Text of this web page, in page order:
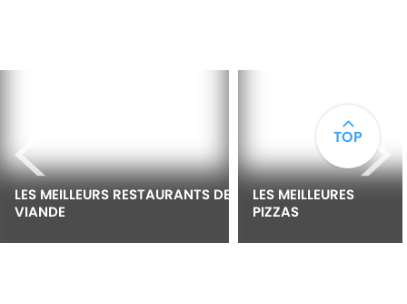
TOP
< >
LES MEILLEURS RESTAURANTS DE
VIANDE
LES MEILLEURES
PIZZAS